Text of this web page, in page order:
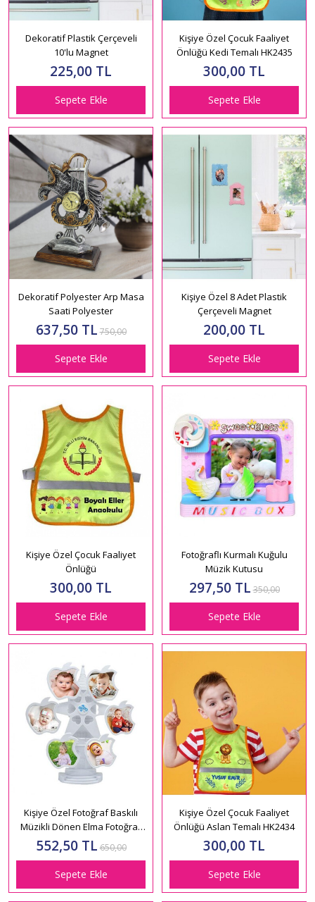
Dekoratif Plastik Çerçeveli
10'lu Magnet
225,00 TL
Sepete Ekle
Kişiye Özel Çocuk Faaliyet
Önlüğü Kedi Temalı HK2435
300,00 TL
Sepete Ekle
Dekoratif Polyester Arp Masa
Saati Polyester
637,50 TL 750,00
Sepete Ekle
Kişiye Özel 8 Adet Plastik
Çerçeveli Magnet
200,00 TL
Sepete Ekle
Kişiye Özel Çocuk Faaliyet
Önlüğü
300,00 TL
Sepete Ekle
Fotoğraflı Kurmalı Kuğulu
Müzik Kutusu
297,50 TL 350,00
Sepete Ekle
Kişiye Özel Fotoğraf Baskılı
Müzikli Dönen Elma Fotoğraf
Çerçevesi Beyaz
552,50 TL 650,00
Sepete Ekle
Kişiye Özel Çocuk Faaliyet
Önlüğü Aslan Temalı HK2434
300,00 TL
Sepete Ekle